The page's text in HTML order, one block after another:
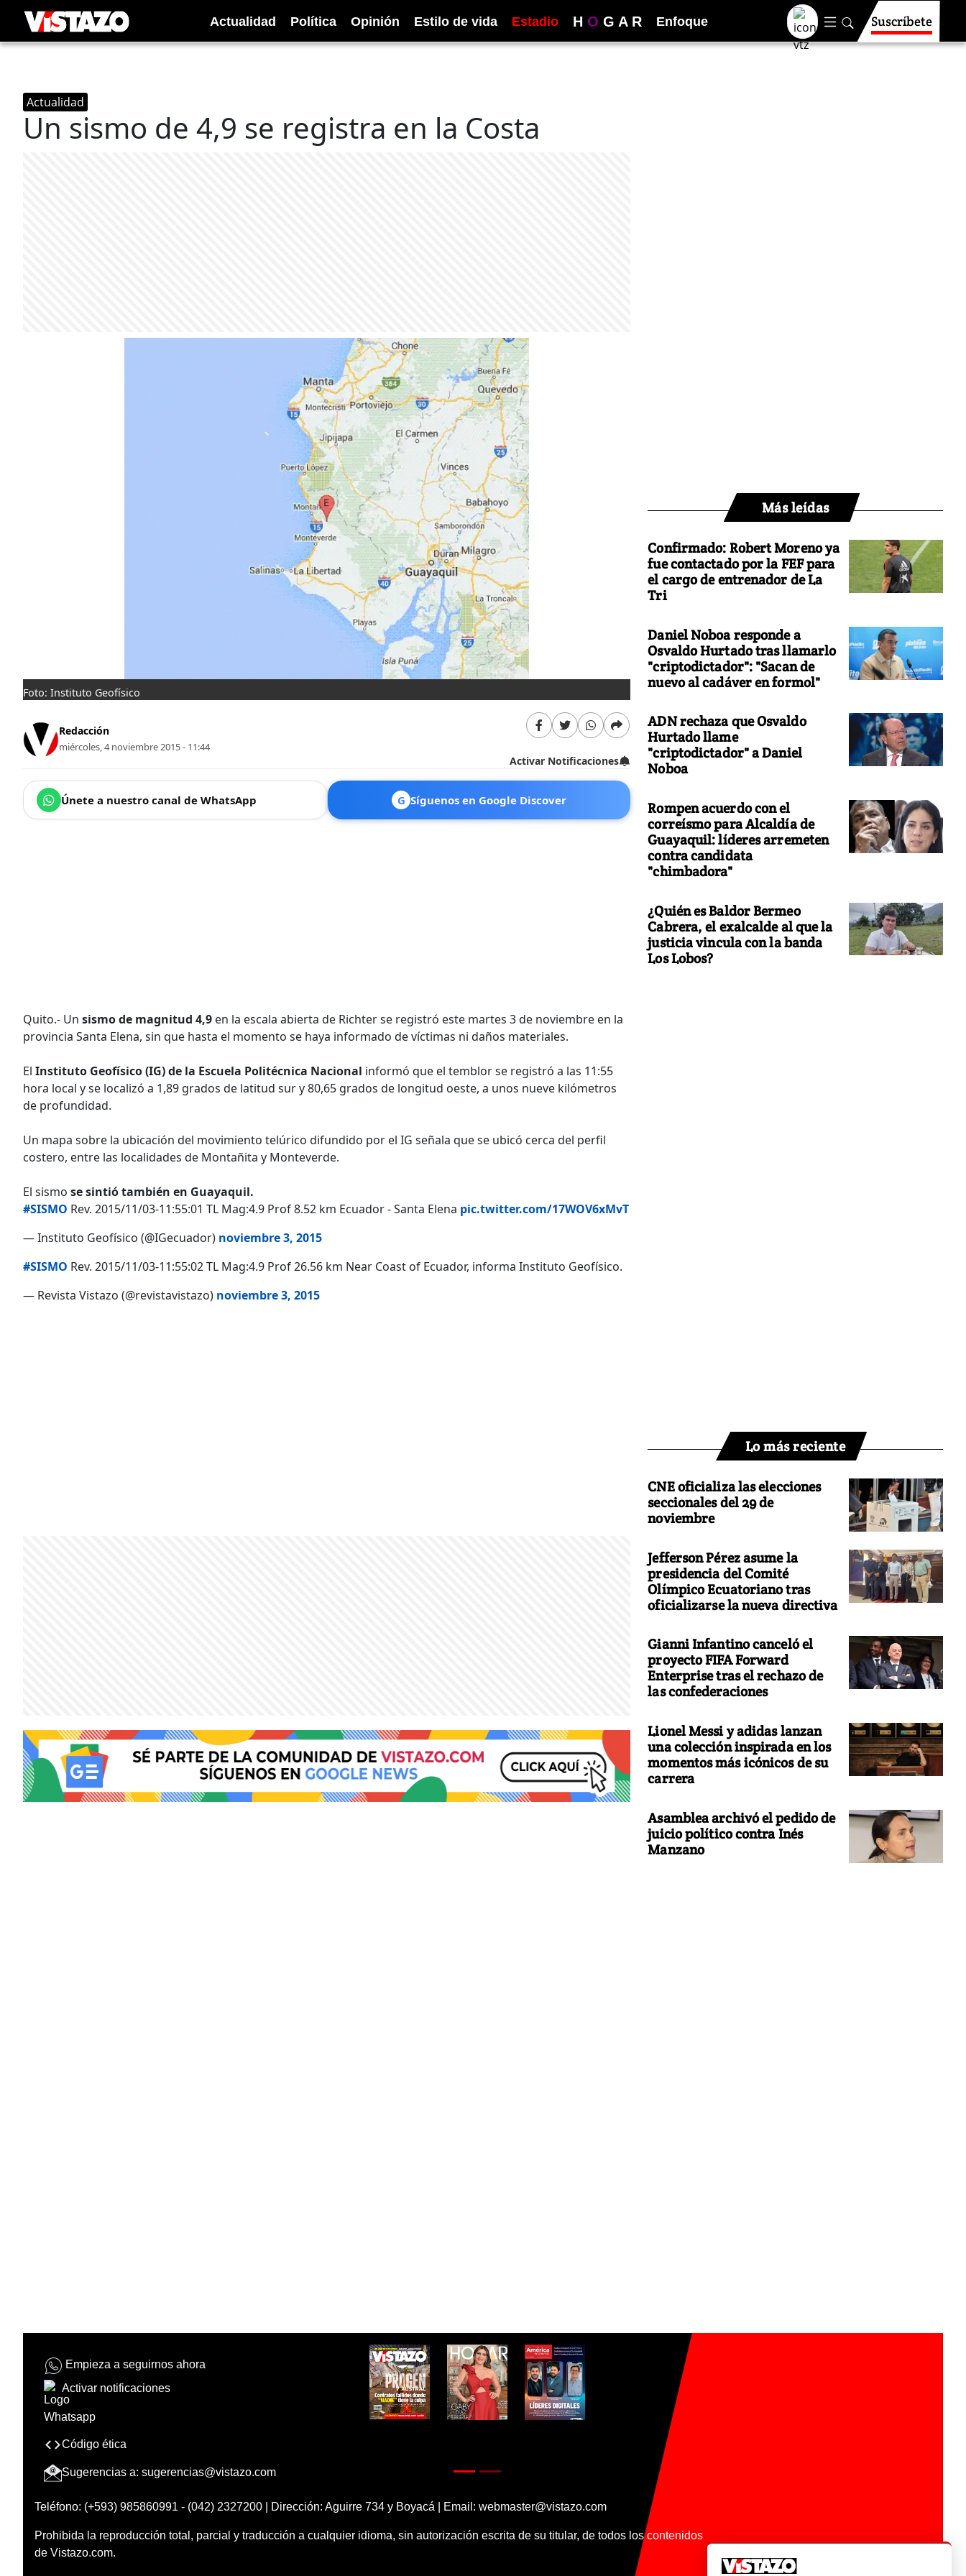
Actualidad Política Opinión Estilo de vida Estadio H O G A R Enfoque Suscríbete
Actualidad
Un sismo de 4,9 se registra en la Costa
Foto: Instituto Geofísico
Redacción
miércoles, 4 noviembre 2015 - 11:44
Activar Notificaciones
Únete a nuestro canal de WhatsApp G Síguenos en Google Discover
Quito.- Un sismo de magnitud 4,9 en la escala abierta de Richter se registró este martes 3 de noviembre en la
provincia Santa Elena, sin que hasta el momento se haya informado de víctimas ni daños materiales.
El Instituto Geofísico (IG) de la Escuela Politécnica Nacional informó que el temblor se registró a las 11:55
hora local y se localizó a 1,89 grados de latitud sur y 80,65 grados de longitud oeste, a unos nueve kilómetros
de profundidad.
Un mapa sobre la ubicación del movimiento telúrico difundido por el IG señala que se ubicó cerca del perfil
costero, entre las localidades de Montañita y Monteverde.
El sismo se sintió también en Guayaquil.
#SISMO Rev. 2015/11/03-11:55:01 TL Mag:4.9 Prof 8.52 km Ecuador - Santa Elena pic.twitter.com/17WOV6xMvT
— Instituto Geofísico (@IGecuador) noviembre 3, 2015
#SISMO Rev. 2015/11/03-11:55:02 TL Mag:4.9 Prof 26.56 km Near Coast of Ecuador, informa Instituto Geofísico.
— Revista Vistazo (@revistavistazo) noviembre 3, 2015
Más leídas
Confirmado: Robert Moreno ya
fue contactado por la FEF para
el cargo de entrenador de La
Tri
Daniel Noboa responde a
Osvaldo Hurtado tras llamarlo
"criptodictador": "Sacan de
nuevo al cadáver en formol"
ADN rechaza que Osvaldo
Hurtado llame
"criptodictador" a Daniel
Noboa
Rompen acuerdo con el
correísmo para Alcaldía de
Guayaquil: líderes arremeten
contra candidata
"chimbadora"
¿Quién es Baldor Bermeo
Cabrera, el exalcalde al que la
justicia vincula con la banda
Los Lobos?
Lo más reciente
CNE oficializa las elecciones
seccionales del 29 de
noviembre
Jefferson Pérez asume la
presidencia del Comité
Olímpico Ecuatoriano tras
oficializarse la nueva directiva
Gianni Infantino canceló el
proyecto FIFA Forward
Enterprise tras el rechazo de
las confederaciones
Lionel Messi y adidas lanzan
una colección inspirada en los
momentos más icónicos de su
carrera
Asamblea archivó el pedido de
juicio político contra Inés
Manzano
Empieza a seguirnos ahora
Activar notificaciones
Código ética
Sugerencias a: sugerencias@vistazo.com
Teléfono: (+593) 985860991 - (042) 2327200 | Dirección: Aguirre 734 y Boyacá | Email: webmaster@vistazo.com
Prohibida la reproducción total, parcial y traducción a cualquier idioma, sin autorización escrita de su titular, de todos los contenidos
de Vistazo.com.